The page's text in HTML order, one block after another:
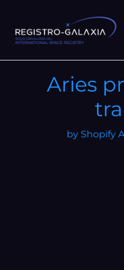
Aries
by Shopify